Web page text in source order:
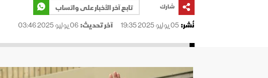
شارك
تابع آخر الأخبار على واتساب
نُشر:05 يوليو 2025 19:35 آخر تحديث:06 يوليو 2025 03:46